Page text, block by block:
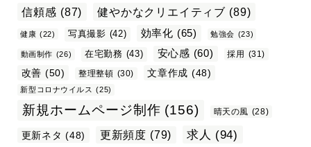
信頼感 (87) 健やかなクリエイティブ (89)
健康 (22) 写真撮影 (42) 効率化 (65) 勉強会 (23)
動画制作 (26) 在宅勤務 (43) 安心感 (60) 採用 (31)
改善 (50) 整理整頓 (30) 文章作成 (48)
新型コロナウイルス (25)
新規ホームページ制作 (156) 晴天の風 (28)
更新ネタ (48) 更新頻度 (79) 求人 (94)